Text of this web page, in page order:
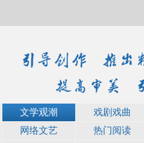
文学观潮 戏剧戏曲
网络文艺 热门阅读